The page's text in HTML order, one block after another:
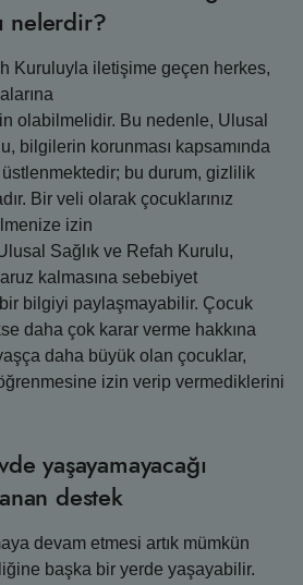
nelerdir?
Kuruluyla iletişime geçen herkes,
olabilmelidir. Bu nedenle, Ulusal
bilgilerin korunması kapsamında
bu durum, gizlilik
Bir veli olarak çocuklarınız
izin
Sağlık ve Refah Kurulu,
kalmasına sebebiyet
bilgiyi paylaşmayabilir. Çocuk
daha çok karar verme hakkına
daha büyük olan çocuklar,
izin verip vermediklerini
yaşayamayacağı
destek
devam etmesi artık mümkün
başka bir yerde yaşayabilir.